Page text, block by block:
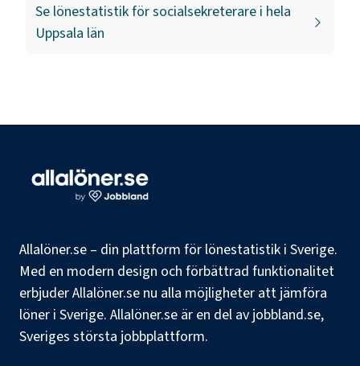
Se lönestatistik försocialsekreterare i hela
Uppsala län
Allalöner.se – din plattform för lönestatistik i Sverige.
Med en modern design och förbättrad funktionalitet
erbjuder Allalöner.se nu alla möjligheter att jämföra
löner i Sverige. Allalöner.se är en del av jobbland.se,
Sveriges största jobbplattform.